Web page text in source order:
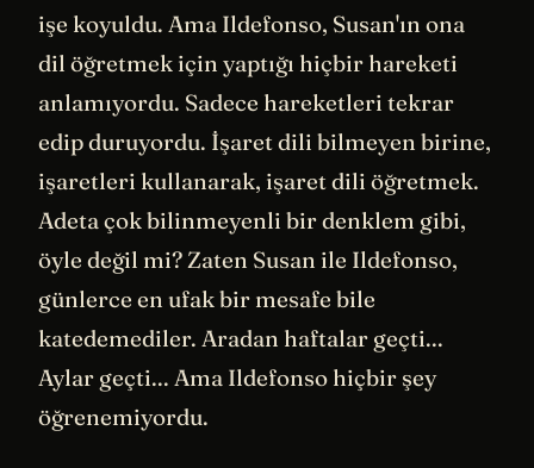
işe koyuldu. Ama Ildefonso, Susan'ın ona
dil öğretmek için yaptığı hiçbir hareketi
anlamıyordu. Sadece hareketleri tekrar
edip duruyordu. İşaret dili bilmeyen birine,
işaretleri kullanarak, işaret dili öğretmek.
Adeta çok bilinmeyenli bir denklem gibi,
öyle değil mi? Zaten Susan ile Ildefonso,
günlerce en ufak bir mesafe bile
katedemediler. Aradan haftalar geçti...
Aylar geçti... Ama Ildefonso hiçbir şey
öğrenemiyordu.